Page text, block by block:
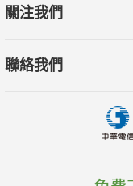
關注我們
聯絡我們